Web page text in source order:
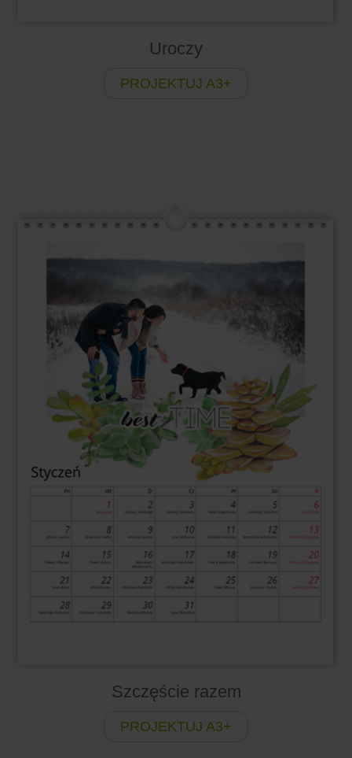
Uroczy
PROJEKTUJ A3+
Szczęście razem
PROJEKTUJ A3+